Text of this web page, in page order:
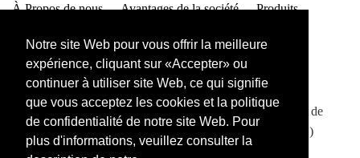
Notre site Web pour vous offrir la meilleure
expérience, cliquant sur «Accepter» ou
continuer à utiliser site Web, ce qui signifie
que vous acceptez les cookies et la politique
de confidentialité de notre site Web. Pour
plus d'informations, veuillez consulter la
À Propos de nous Avantages de la société
Produits
Privacy Policy
YEN & Brothers Enterprise CO., LTD.
14ème Étage, No. 219, Section 2, Blvd de Xinbei, District de
Xinzhuang, Ville de Nouveau Taipei 242, Taiwan (R.O.C.)
+886-2-8521-1230 ext.10802 ou 10805 ou 10808